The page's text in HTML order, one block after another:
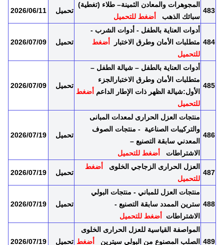
483
المجوهرات والمعادن الثمينة– طلاء (تغطية)
سبائك الذهب
أضغط للتحميل
تحميل 2026/06/11
484
أدوات العناية بالطفل - أدوات الشرب -
متطلبات الأمان وطرق الاختبار
أضغط
للتحميل
تحميل 2026/07/09
485
أدوات العناية بالطفل – شيالة الطفل –
متطلبات الأمان وطرق الاختبارالجزء
الأول:شيالة الظهر ذات الإطار الداعم أضغط
للتحميل
تحميل 2026/07/09
486
منتجات العزل الحرارى لمعدات المبانى
والتركيبات الصناعية - منتجات الصوف
المعدني سابقة التصنيع –
الاشتراطات
أضغط للتحميل
تحميل 2026/07/19
487
العزل الحرارى الزجاجي الخلوى
أضغط
للتحميل
تحميل 2026/07/19
488
منتجات العزل للمباني - منتجات البولي
سترين الممدد سابقة التصنيع -
الاشتراطات
أضغط للتحميل
تحميل 2026/07/19
489
المواصفة القياسية للعزل الحرارى الخلوى
الصلب المصنوع من البولي سيترين
أضغط تحميل 2026/07/19